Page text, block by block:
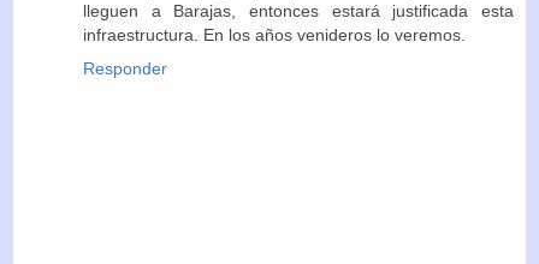
lleguen a Barajas, entonces estará justificada esta
infraestructura. En los años venideros lo veremos.
Responder